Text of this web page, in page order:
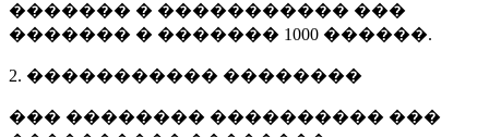
������� � ����������� ���
������� � ������� 1000 ������.
2. ����������� ��������
��� �������� ���������� ���